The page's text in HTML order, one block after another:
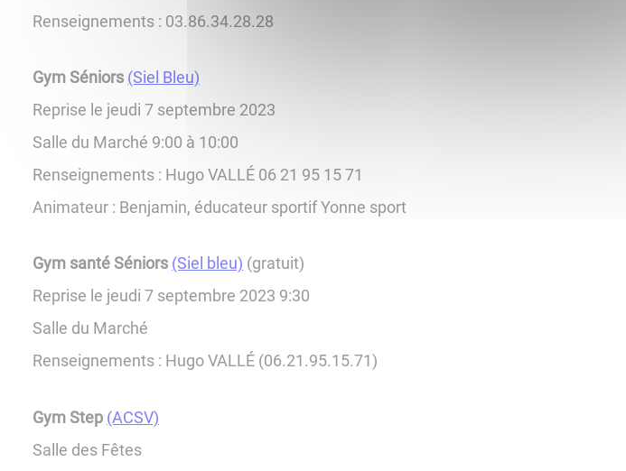
Renseignements : 03.86.34.28.28
Gym Séniors (Siel Bleu)
Reprise le jeudi 7 septembre 2023
Salle du Marché 9:00 à 10:00
Renseignements : Hugo VALLÉ 06 21 95 15 71
Animateur : Benjamin, éducateur sportif Yonne sport
Gym santé Séniors (Siel bleu) (gratuit)
Reprise le jeudi 7 septembre 2023 9:30
Salle du Marché
Renseignements : Hugo VALLÉ (06.21.95.15.71)
Gym Step (ACSV)
Salle des Fêtes